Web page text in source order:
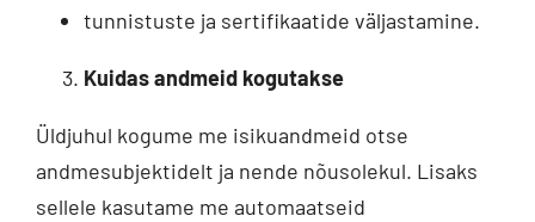
tunnistuste ja sertifikaatide väljastamine.
Kuidas andmeid kogutakse
Üldjuhul kogume me isikuandmeid otse
andmesubjektidelt ja nende nõusolekul. Lisaks
sellele kasutame me automaatseid